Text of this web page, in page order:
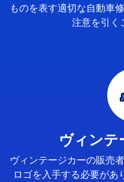
ものを表す適切な自動車
注意を引く
ヴィンテ
ヴィンテージカーの販売
ロゴを入手する必要があ